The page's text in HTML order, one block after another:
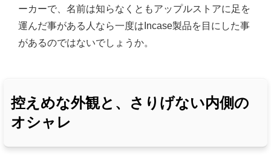
ーカーで、名前は知らなくともアップルストアに足を
運んだ事がある人なら一度はIncase製品を目にした事
があるのではないでしょうか。
控えめな外観と、さりげない内側の
オシャレ